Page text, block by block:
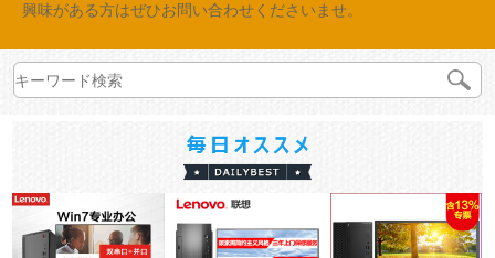
興味がある方はぜひお問い合わせくださいませ。